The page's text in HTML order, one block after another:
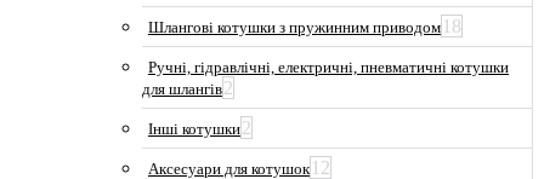
Шлангові котушки з пружинним приводом 18
Ручні, гідравлічні, електричні, пневматичні котушки
для шлангів2
Інші котушки2
Аксесуари для котушок 12